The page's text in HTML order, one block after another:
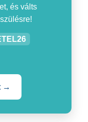
és válts
→